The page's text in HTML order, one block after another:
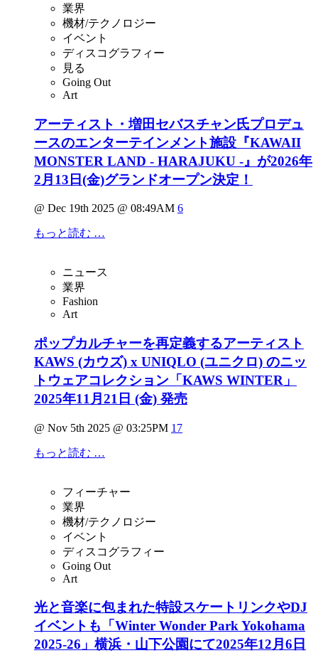
業界
機材/テクノロジー
イベント
ディスコグラフィー
見る
Going Out
Art
アーティスト・増田セバスチャン氏プロデュ
ースのエンターテインメント施設『KAWAII
MONSTER LAND - HARAJUKU -』が2026年
2月13日(金)グランドオープン決定！
@ Dec 19th 2025 @ 08:49AM 6
もっと読む …
ニュース
業界
Fashion
Art
ポップカルチャーを再定義するアーティスト
KAWS (カウズ) x UNIQLO (ユニクロ) のニッ
トウェアコレクション「KAWS WINTER」
2025年11月21日 (金) 発売
@ Nov 5th 2025 @ 03:25PM 17
もっと読む …
フィーチャー
業界
機材/テクノロジー
イベント
ディスコグラフィー
Going Out
Art
光と音楽に包まれた特設スケートリンクやDJ
イベントも「Winter Wonder Park Yokohama
2025-26」横浜・山下公園にて2025年12月6日